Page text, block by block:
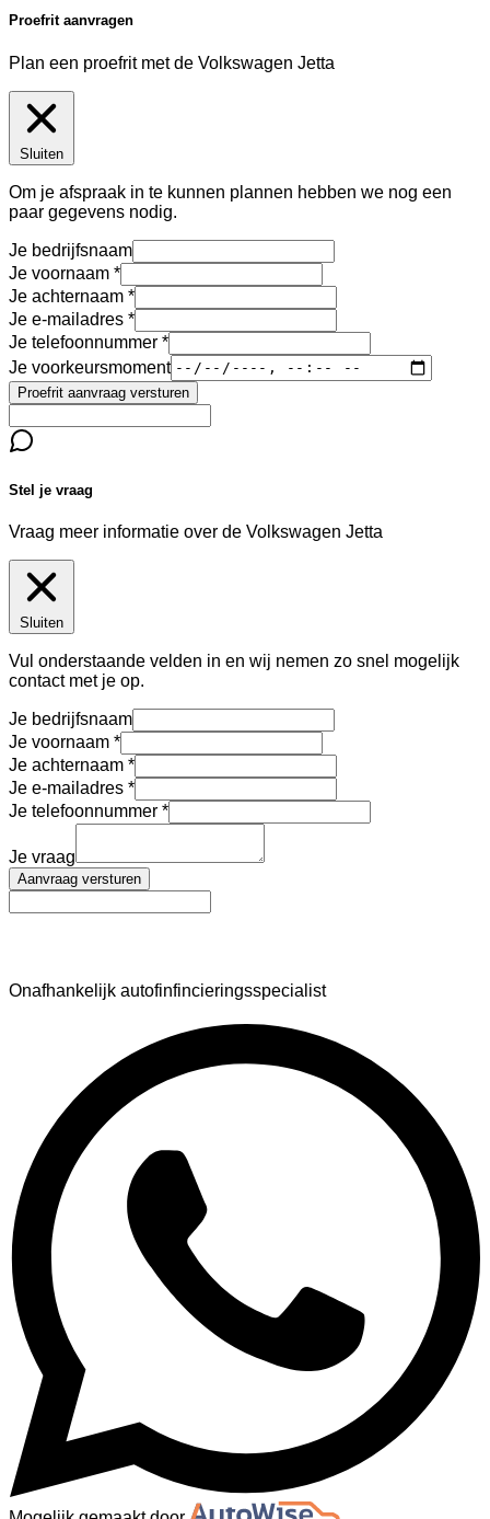
Proefrit aanvragen
Plan een proefrit met de Volkswagen Jetta
Sluiten
Om je afspraak in te kunnen plannen hebben we nog een
paar gegevens nodig.
Je bedrijfsnaam
Je voornaam
Je achternaam
Je e-mailadres
Je telefoonnummer
Je voorkeursmoment
Proefrit aanvraag versturen
Stel je vraag
Vraag meer informatie over de Volkswagen Jetta
Sluiten
Vul onderstaande velden in en wij nemen zo snel mogelijk
contact met je op.
Je bedrijfsnaam
Je voornaam
Je achternaam
Je e-mailadres
Je telefoonnummer
Je vraag
Aanvraag versturen
Onafhankelijk autofinfincieringsspecialist